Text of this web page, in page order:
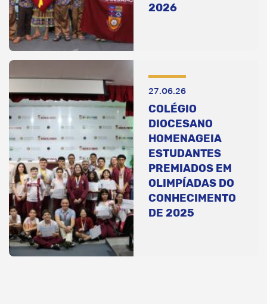
2026
27.06.26
COLÉGIO
DIOCESANO
HOMENAGEIA
ESTUDANTES
PREMIADOS EM
OLIMPÍADAS DO
CONHECIMENTO
DE 2025